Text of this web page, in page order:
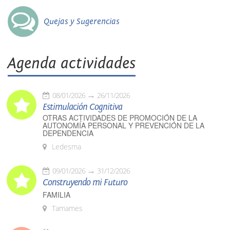
Quejas y Sugerencias
Agenda actividades
08/01/2026 26/11/2026
Estimulación Cognitiva
OTRAS ACTIVIDADES DE PROMOCIÓN DE LA
AUTONOMÍA PERSONAL Y PREVENCIÓN DE LA
DEPENDENCIA
Ledesma
09/01/2026 31/12/2026
Construyendo mi Futuro
FAMILIA
Tamames